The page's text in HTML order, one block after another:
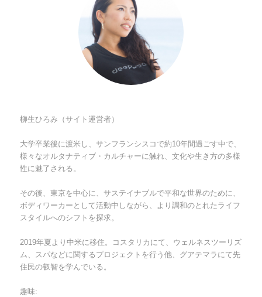
柳生ひろみ（サイト運営者）
大学卒業後に渡米し、サンフランシスコで約10年間過ごす中で、
様々なオルタナティブ・カルチャーに触れ、文化や生き方の多様
性に魅了される。
その後、東京を中心に、サステイナブルで平和な世界のために、
ボディワーカーとして活動中しながら、より調和のとれたライフ
スタイルへのシフトを探求。
2019年夏より中米に移住。コスタリカにて、ウェルネスツーリズ
ム、スパなどに関するプロジェクトを行う他、グアテマラにて先
住民の叡智を学んでいる。
趣味: